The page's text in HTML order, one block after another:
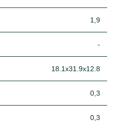
1,9
-
18.1x31.9x12.8
0,3
0,3